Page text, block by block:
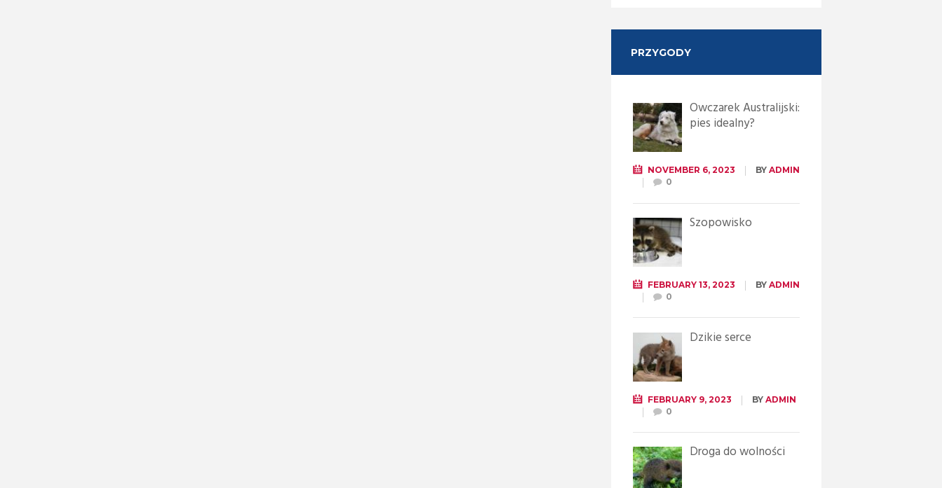
PRZYGODY
Owczarek Australijski:
pies idealny?
NOVEMBER 6, 2023 BY ADMIN
0
Szopowisko
FEBRUARY 13, 2023 BY ADMIN
0
Dzikie serce
FEBRUARY 9, 2023 BY ADMIN
0
Droga do wolności